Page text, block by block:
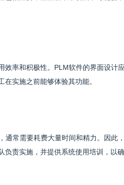
效率和积极性。PLM软件的界面设
实施之前能够体验其功能。
通常需要耗费大量时间和精力。因
负责实施，并提供系统使用培训，以